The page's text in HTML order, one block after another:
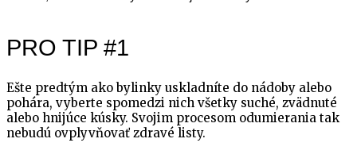
PRO TIP #1
Ešte predtým ako bylinky uskladníte do nádoby alebo
pohára, vyberte spomedzi nich všetky suché, zvädnuté
alebo hnijúce kúsky. Svojim procesom odumierania tak
nebudú ovplyvňovať zdravé listy.